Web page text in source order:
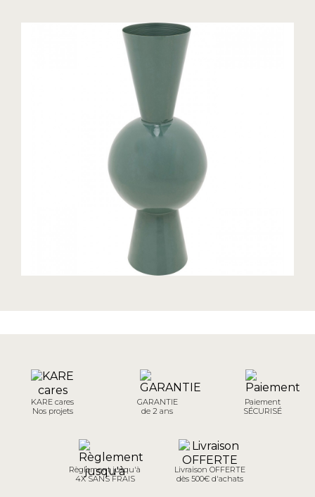
KARE cares
Nos projets
GARANTIE
de 2 ans
Paiement
SÉCURISÉ
Règlement jusqu'à
4X SANS FRAIS
Livraison OFFERTE
dès 500€ d'achats